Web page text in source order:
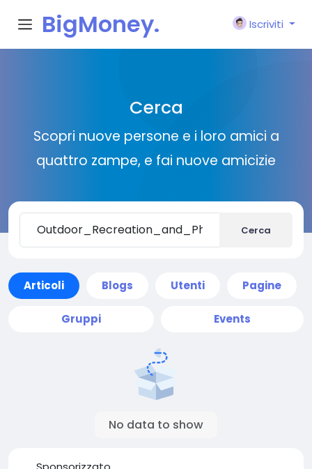
BigMoney.
Iscriviti
Cerca
Scopri nuove persone e i loro amici a
quattro zampe, e fai nuove amicizie
Cerca
Articoli Blogs Utenti Pagine
Gruppi Events
No data to show